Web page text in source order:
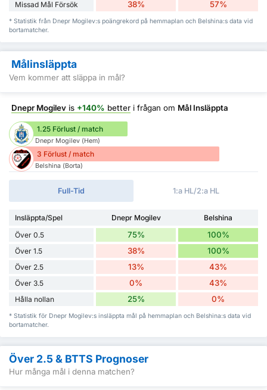
Missad Mål Försök 38% 57%
* Statistik från Dnepr Mogilev:s poängrekord på hemmaplan och Belshina:s data vid
bortamatcher.
Målinsläppta
Vem kommer att släppa in mål?
Dnepr Mogilev is +140% better i frågan om Mål Insläppta
1.25 Förlust / match
Dnepr Mogilev (Hem)
3 Förlust / match
Belshina (Borta)
Full-Tid 1:a HL/2:a HL
Insläppta/Spel Dnepr Mogilev
Belshina
Över 0.5
75% 100%
Över 1.5 38% 100%
Över 2.5 13% 43%
Över 3.5 0% 43%
Hålla nollan 25% 0%
* Statistik för Dnepr Mogilev:s insläppta mål på hemmaplan och Belshina:s data vid
bortamatcher.
Över 2.5 & BTTS Prognoser
Hur många mål i denna matchen?